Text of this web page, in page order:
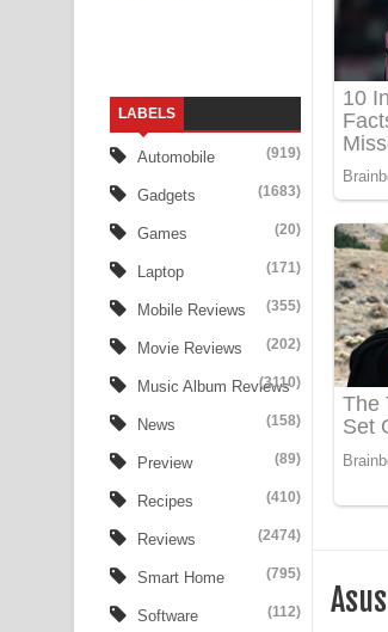
Adare Wadi Nisa Song
UNUHUMA Song Lyrics -
Katakara Song Lyrics -
Tharu Yaye Dilena Song
Ow Man Sosa Song
Heavy Weight Song Lyrics
Aye Lanweela Song
Ala purannata Song
FEVER DREAM Lyrics -
PATHINIYE Song Lyrics -
Sorry Sir Song Lyrics -
LABELS
Automobile (919)
Gadgets (1683)
Games (20)
Laptop (171)
Mobile Reviews (355)
Movie Reviews (202)
Music Album Reviews
(3110)
News (158)
Preview (89)
Recipes (410)
Reviews (2474)
Smart Home (795)
Software (112)